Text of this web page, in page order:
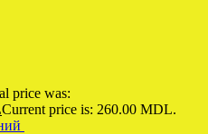
price was:
Current price is: 260.00 MDL.